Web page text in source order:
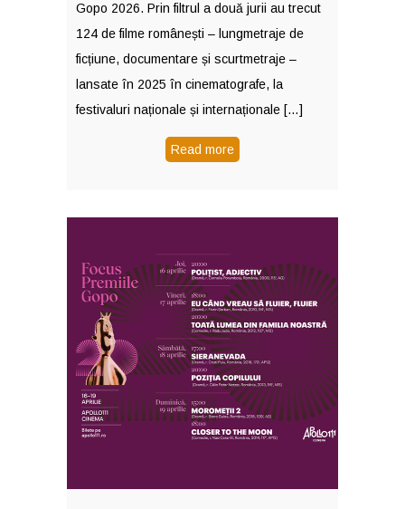
Gopo 2026. Prin filtrul a două jurii au trecut
124 de filme românești – lungmetraje de
ficțiune, documentare și scurtmetraje –
lansate în 2025 în cinematografe, la
festivaluri naționale și internaționale […]
Read more